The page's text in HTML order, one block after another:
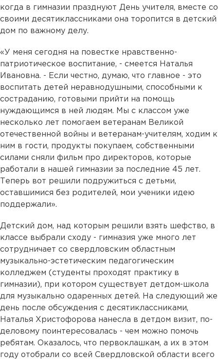
когда в гимназии празднуют День учителя, вместе со
своими десятиклассниками она торопится в детский
дом по важному делу.
«У меня сегодня на повестке нравственно-
патриотическое воспитание, - смеется Наталья
Ивановна. - Если честно, думаю, что главное - это
воспитать детей неравнодушными, способными к
состраданию, готовыми прийти на помощь
нуждающимся в ней людям. Мы с классом уже
несколько лет помогаем ветеранам Великой
отечественной войны и ветеранам-учителям, ходим к
ним в гости, продукты покупаем, собственными
силами сняли фильм про директоров, которые
работали в нашей гимназии за последние 45 лет.
Теперь вот решили подружиться с детьми,
оставшимися без родителей, мои ученики идею
поддержали».
Детский дом, над которым решили взять шефство, в
классе выбрали сходу - гимназия уже много лет
сотрудничает со свердловским областным
музыкально-эстетическим педагогическим
колледжем (студенты проходят практику в
гимназии), при котором существует детдом-школа
для музыкально одаренных детей. На следующий же
день после обсуждения с десятиклассниками,
Наталья Христофорова нанесла в детдом визит, по-
деловому поинтересовалась - чем можно помочь
ребятам. Оказалось, что первоклашкам, а их в этом
году отобрали со всей Свердловской области всего